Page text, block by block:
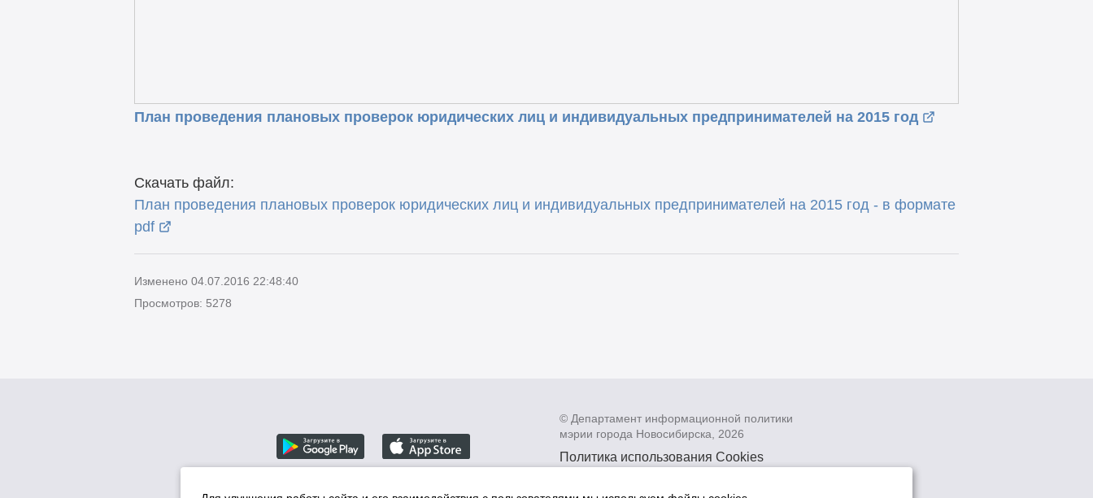
План проведения плановых проверок юридических лиц и индивидуальных предпринимателей на 2015 год
Скачать файл:
План проведения плановых проверок юридических лиц и индивидуальных предпринимателей на 2015 год - в формате
pdf
Изменено 04.07.2016 22:48:40
Просмотров: 5278
© Департамент информационной политики
мэрии города Новосибирска, 2026
Политика использования Cookies
данных в информационных системах